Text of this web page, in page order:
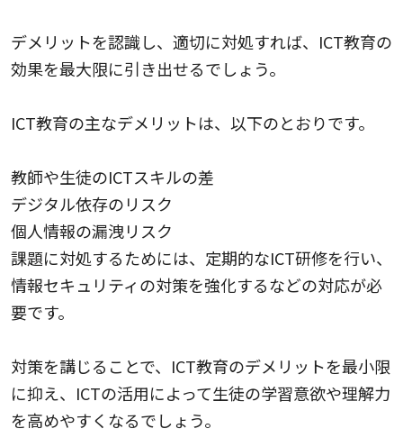
デメリットを認識し、適切に対処すれば、ICT教育の
効果を最大限に引き出せるでしょう。
ICT教育の主なデメリットは、以下のとおりです。
教師や生徒のICTスキルの差
デジタル依存のリスク
個人情報の漏洩リスク
課題に対処するためには、定期的なICT研修を行い、
情報セキュリティの対策を強化するなどの対応が必
要です。
対策を講じることで、ICT教育のデメリットを最小限
に抑え、ICTの活用によって生徒の学習意欲や理解力
を高めやすくなるでしょう。